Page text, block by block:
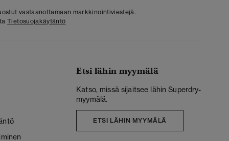
vastaanottamaan markkinointiviestejä.
Tietosuojakäytäntö
Etsi lähin myymälä
Katso, missä sijaitsee lähin Superdry-
myymälä.
ETSI LÄHIN MYYMÄLÄ